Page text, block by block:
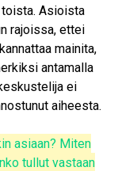
toista. Asioista
rajoissa, ettei
mainita,
antamalla
ei
aiheesta.
asiaan? Miten
tullut vastaan